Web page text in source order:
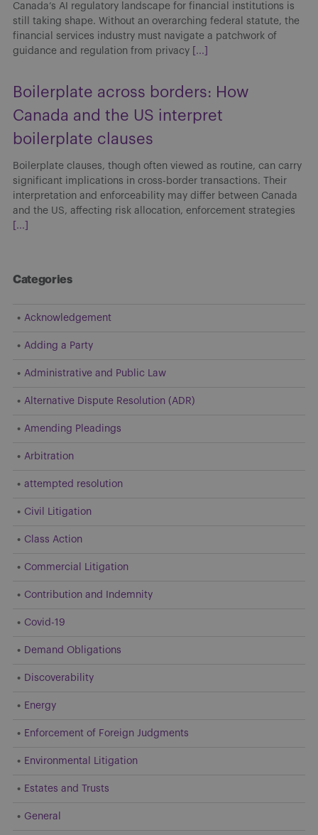
Canada’s AI regulatory landscape for financial institutions is
still taking shape. Without an overarching federal statute, the
financial services industry must navigate a patchwork of
guidance and regulation from privacy
[...]
Boilerplate across borders: How
Canada and the US interpret
boilerplate clauses
Boilerplate clauses, though often viewed as routine, can carry
significant implications in cross-border transactions. Their
interpretation and enforceability may differ between Canada
and the US, affecting risk allocation, enforcement strategies
[...]
Categories
Acknowledgement
Adding a Party
Administrative and Public Law
Alternative Dispute Resolution (ADR)
Amending Pleadings
Arbitration
attempted resolution
Civil Litigation
Class Action
Commercial Litigation
Contribution and Indemnity
Covid-19
Demand Obligations
Discoverability
Energy
Enforcement of Foreign Judgments
Environmental Litigation
Estates and Trusts
General